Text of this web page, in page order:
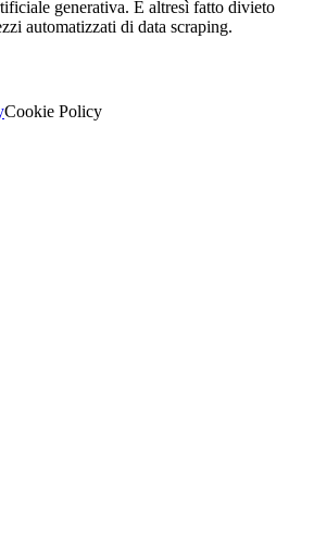
generativa. È altresì fatto divieto
automatizzati di data scraping.
Cookie Policy